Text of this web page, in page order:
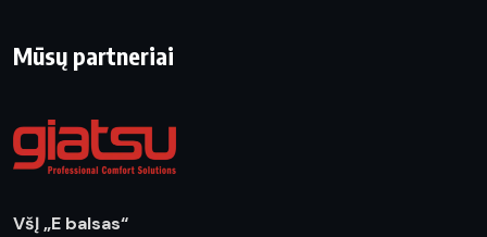
Mūsų partneriai
VšĮ „E balsas“